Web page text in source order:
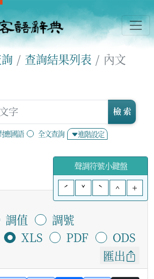
查詢結果列表 內文
應國語 全文查詢 進階設定
檢 索
聲調符號小鍵盤
ˊ
ˇ ˋ ^ +
調值
調號
XLS
PDF
ODS
匯出